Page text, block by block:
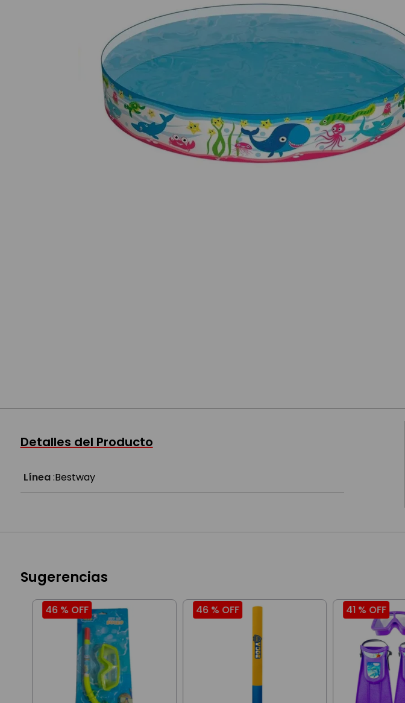
Detalles del Producto
Línea:Bestway
Sugerencias
46 % OFF 46 % OFF 41 % OFF